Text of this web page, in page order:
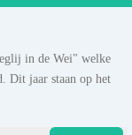
in de Wei" welke
Dit jaar staan op het